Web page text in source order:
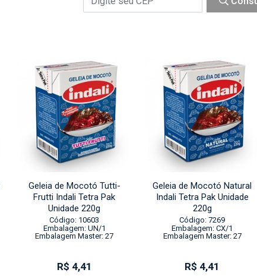
Geleia de Mocotó Tutti-
Frutti Indali Tetra Pak
Unidade 220g
Código: 10603
Embalagem: UN/1
Embalagem Master: 27
R$ 4,41
Geleia de Mocotó Natural
Indali Tetra Pak Unidade
220g
Código: 7269
Embalagem: CX/1
Embalagem Master: 27
R$ 4,41